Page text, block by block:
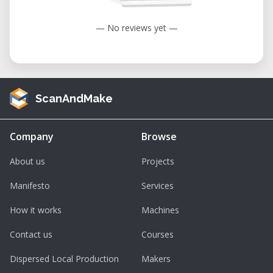
Technische Daten des PRUSA SL1
Maskierung)
Schichtauflösung:
Materialien:UV-härtende Harze (Resins)
Software:
PrusaSlicer (SLA-Modus)
Automatische Plattform-
schnelle Druckzeiten
Anwendungsbereiche
— No reviews yet —
ScanAndMake
Company
About us
Manifesto
How it works
Contact us
Dispersed Local Production
Browse
Projects
Services
Machines
Courses
Makers